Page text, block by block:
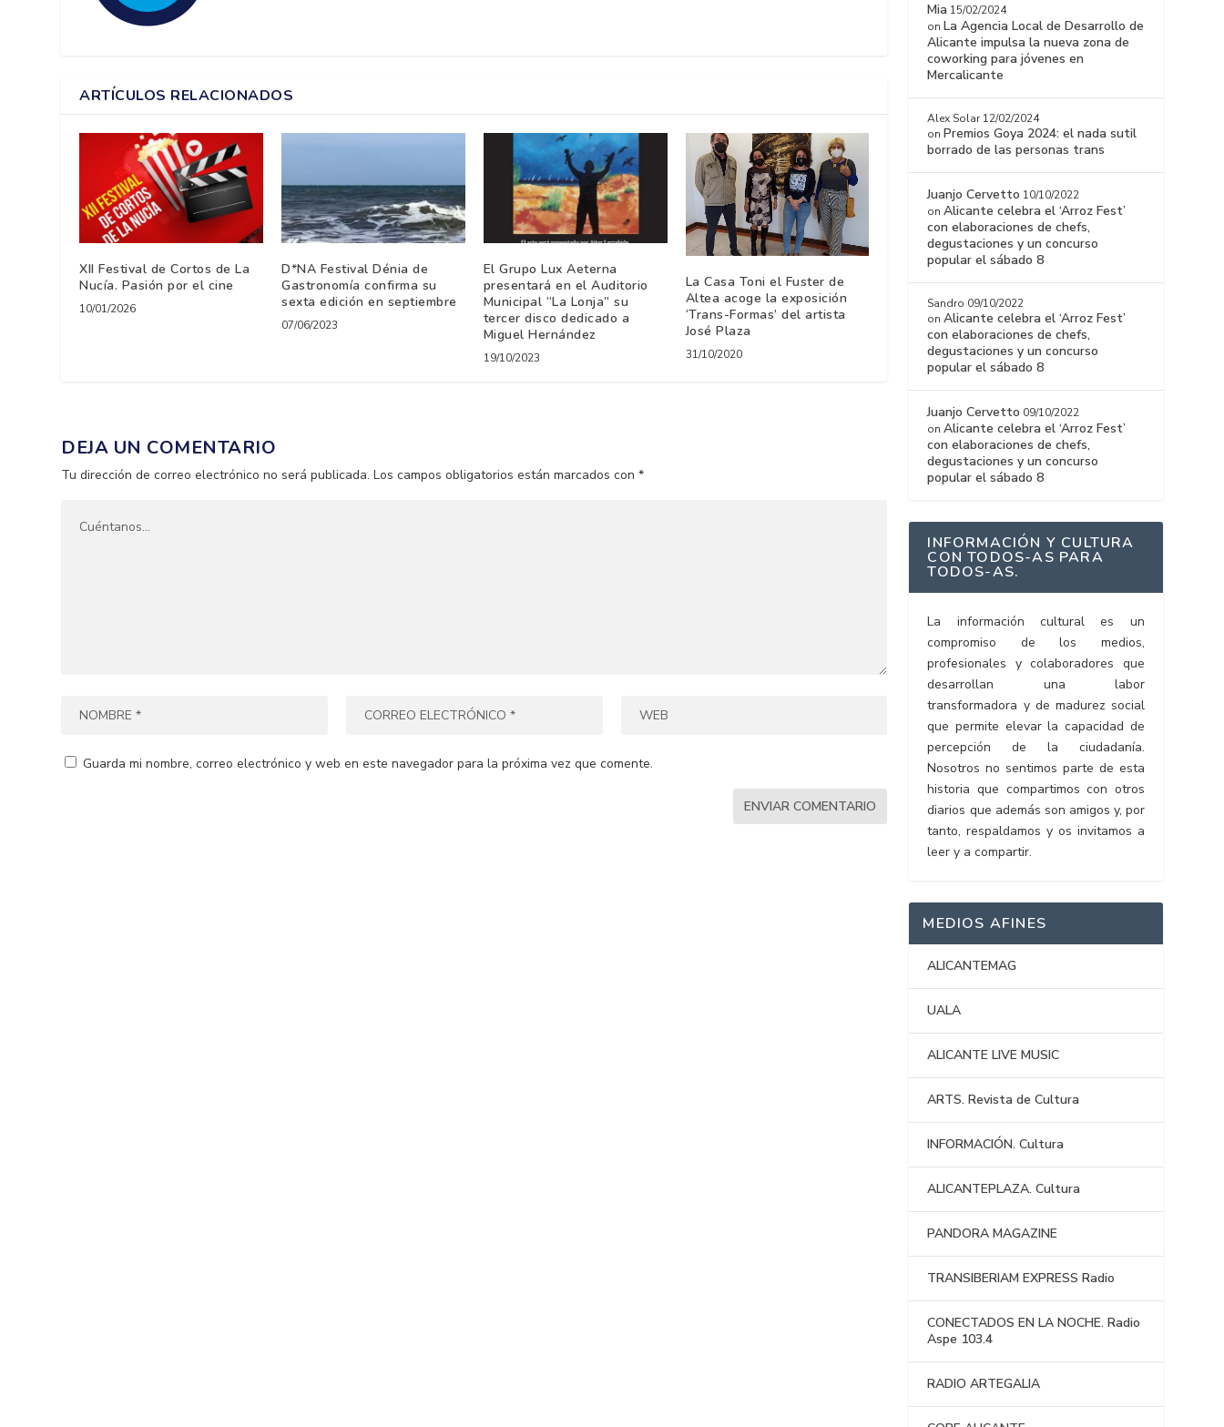
ARTÍCULOS RELACIONADOS
XII Festival de Cortos de La
Nucía. Pasión por el cine
10/01/2026
D*NA Festival Dénia de
Gastronomía confirma su
sexta edición en septiembre
07/06/2023
El Grupo Lux Aeterna
presentará en el Auditorio
Municipal “La Lonja” su
tercer disco dedicado a
Miguel Hernández
19/10/2023
La Casa Toni el Fuster de
Altea acoge la exposición
‘Trans-Formas’ del artista
José Plaza
31/10/2020
DEJA UN COMENTARIO
Tu dirección de correo electrónico no será publicada. Los campos obligatorios están marcados con*
Guarda mi nombre, correo electrónico y web en este navegador para la próxima vez que comente.
Mia 15/02/2024
on La Agencia Local de Desarrollo de
Alicante impulsa la nueva zona de
coworking para jóvenes en
Mercalicante
Alex Solar 12/02/2024
on Premios Goya 2024: el nada sutil
borrado de las personas trans
Juanjo Cervetto 10/10/2022
onAlicante celebra el ‘Arroz Fest’
con elaboraciones de chefs,
degustaciones y un concurso
popular el sábado 8
Sandro 09/10/2022
onAlicante celebra el ‘Arroz Fest’
con elaboraciones de chefs,
degustaciones y un concurso
popular el sábado 8
Juanjo Cervetto 09/10/2022
onAlicante celebra el ‘Arroz Fest’
con elaboraciones de chefs,
degustaciones y un concurso
popular el sábado 8
INFORMACIÓN Y CULTURA
CON TODOS-AS PARA
TODOS-AS.
La información cultural es un
compromiso de los medios,
profesionales y colaboradores que
desarrollan una labor
transformadora y de madurez social
que permite elevar la capacidad de
percepción de la ciudadanía.
Nosotros no sentimos parte de esta
historia que compartimos con otros
diarios que además son amigos y, por
tanto, respaldamos y os invitamos a
leer y a compartir.
MEDIOS AFINES
ALICANTEMAG
UALA
ALICANTE LIVE MUSIC
ARTS. Revista de Cultura
INFORMACIÓN. Cultura
ALICANTEPLAZA. Cultura
PANDORA MAGAZINE
TRANSIBERIAM EXPRESS Radio
CONECTADOS EN LA NOCHE. Radio
Aspe 103.4
RADIO ARTEGALIA